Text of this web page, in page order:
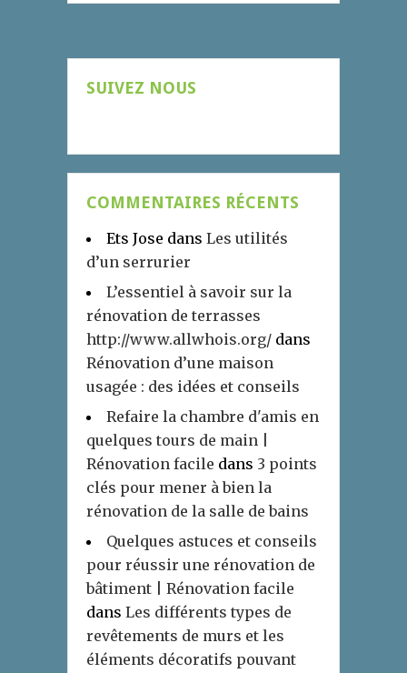
SUIVEZ NOUS
COMMENTAIRES RÉCENTS
Ets Jose dans Les utilités
d’un serrurier
L’essentiel à savoir sur la
rénovation de terrasses
http://www.allwhois.org/ dans
Rénovation d’une maison
usagée : des idées et conseils
Refaire la chambre d'amis en
quelques tours de main |
Rénovation facile dans 3 points
clés pour mener à bien la
rénovation de la salle de bains
Quelques astuces et conseils
pour réussir une rénovation de
bâtiment | Rénovation facile
dans Les différents types de
revêtements de murs et les
éléments décoratifs pouvant